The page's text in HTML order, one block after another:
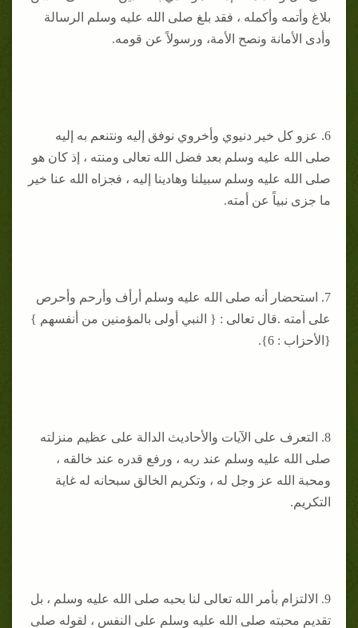
بلاغ وأتمه وأكمله ، فقد بلغ صلى الله عليه وسلم الرسالة
وأدى الأمانة ونصح الأمة، ورسولاً عن قومه.
6. عزو كل خير دنيوي وأخروي نوفق إليه ونتنعم به إليه
صلى الله عليه وسلم بعد فضل الله تعالى ومنته ، إذ كان هو
صلى الله عليه وسلم سبيلنا وهادينا إليه ، فجزاه الله عنا خير
ما جزى نبياً عن أمته.
7. استحضار أنه صلى الله عليه وسلم أرأف وأرحم وأحرص
على أمته .قال تعالى : { النبي أولى بالمؤمنين من أنفسهم }
{الأحزاب : 6}.
8. التعرف على الآيات والأحاديث الدالة على عظيم منزلته
صلى الله عليه وسلم عند ربه ، ورفع قدره عند خالقه ،
ومحبة الله عز وجل له ، وتكريم الخالق سبحانه له غاية
التكريم.
9. الالتزام بأمر الله تعالى لنا بحبه صلى الله عليه وسلم ، بل
تقديم محبته صلى الله عليه وسلم على النفس ، لقوله صلى